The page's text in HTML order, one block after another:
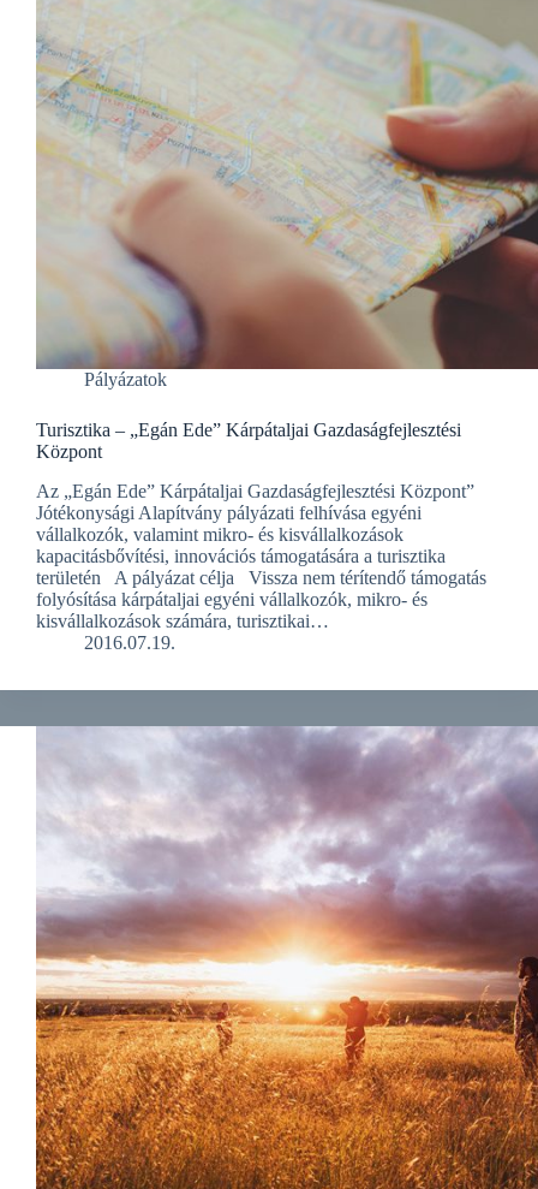
Pályázatok
Turisztika – „Egán Ede” Kárpátaljai Gazdaságfejlesztési
Központ
Az „Egán Ede” Kárpátaljai Gazdaságfejlesztési Központ”
Jótékonysági Alapítvány pályázati felhívása egyéni
vállalkozók, valamint mikro- és kisvállalkozások
kapacitásbővítési, innovációs támogatására a turisztika
területén A pályázat célja Vissza nem térítendő támogatás
folyósítása kárpátaljai egyéni vállalkozók, mikro- és
kisvállalkozások számára, turisztikai…
2016.07.19.